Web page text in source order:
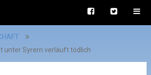
unter Syrern verläuft tödlich